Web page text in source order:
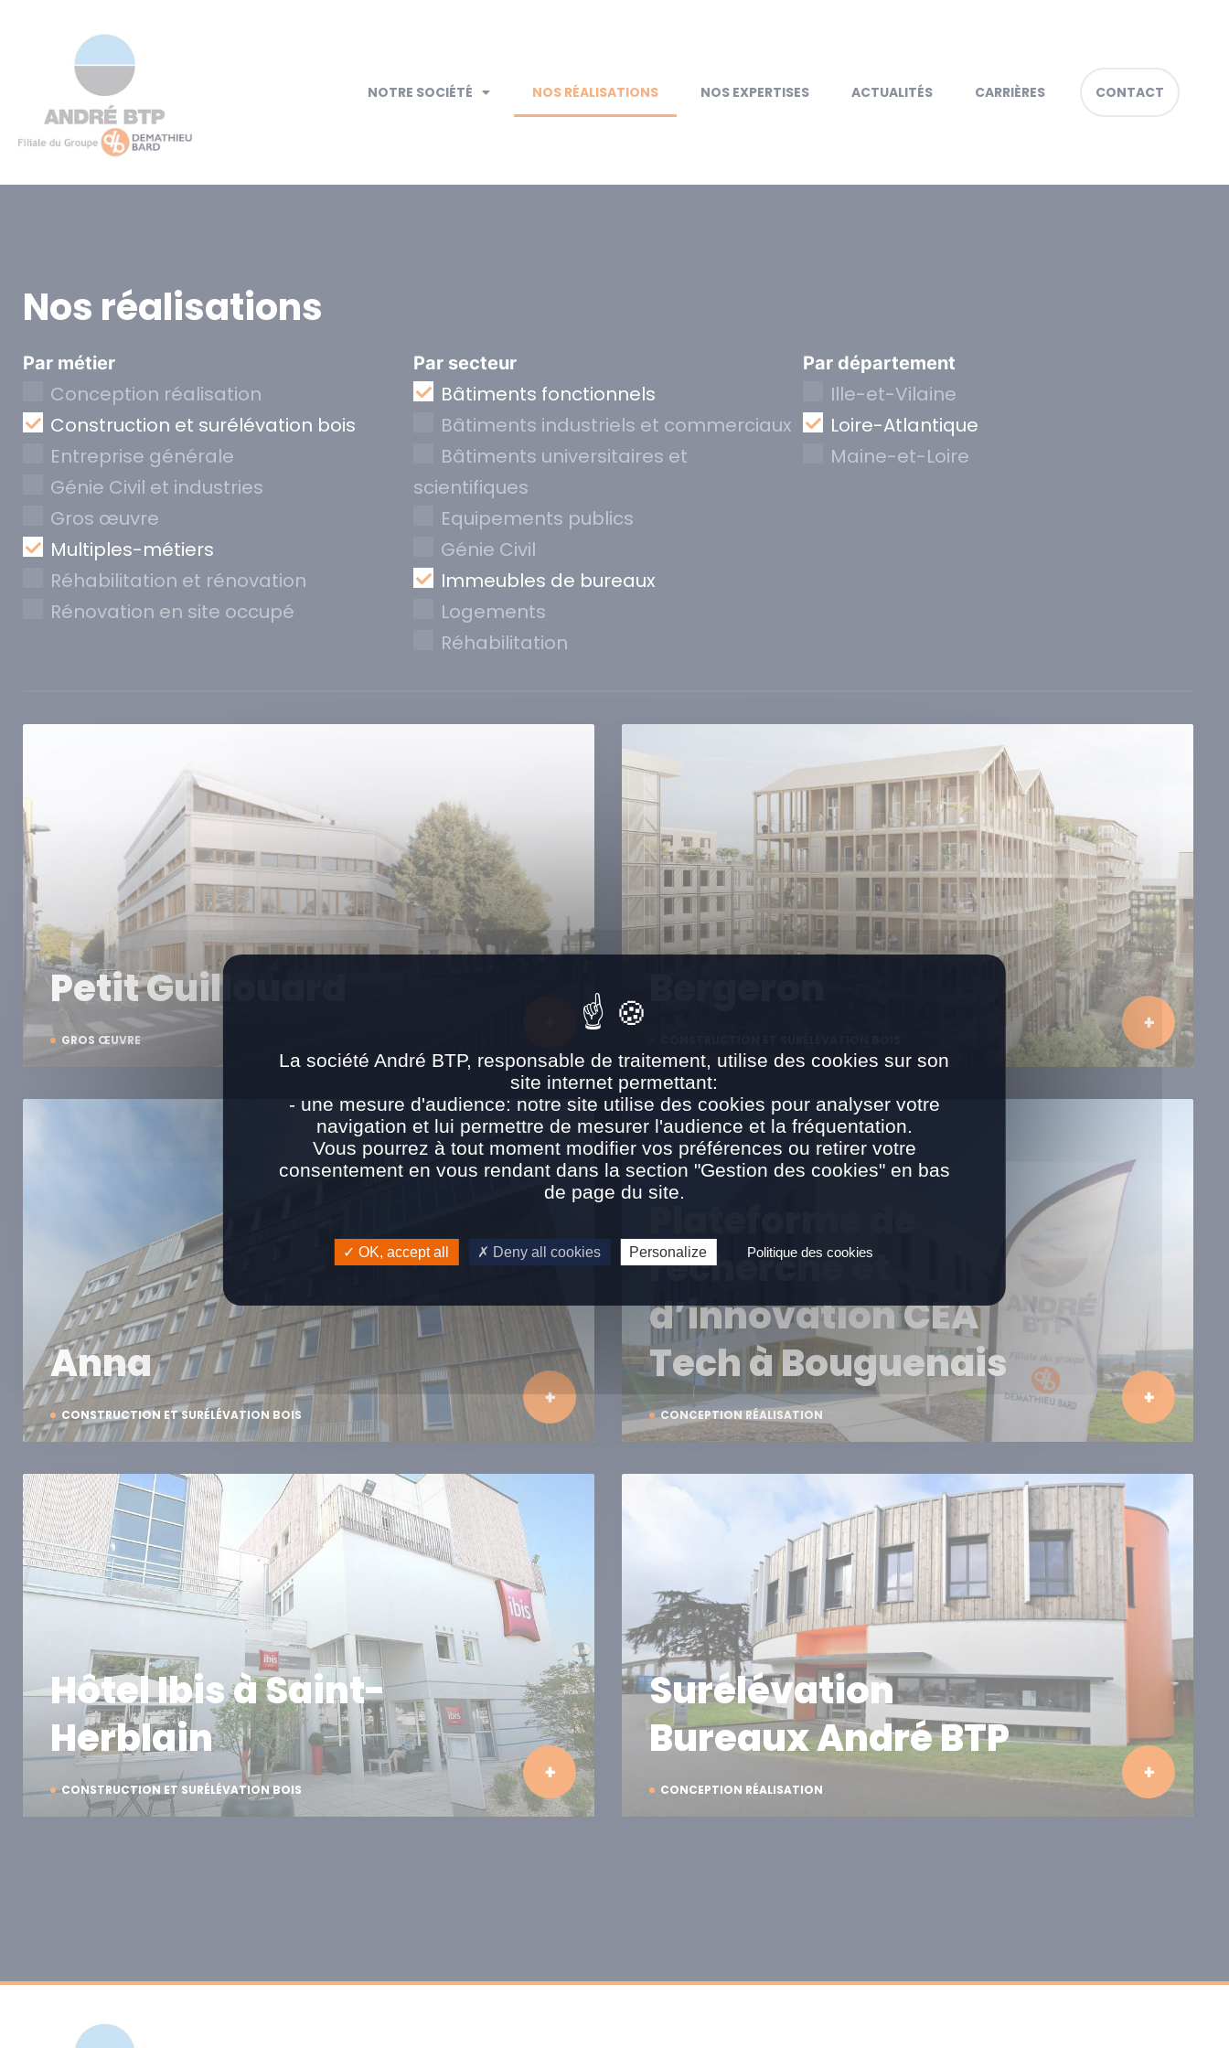
NOTRE SOCIÉTÉ NOS RÉALISATIONS NOS EXPERTISES ACTUALITÉS CARRIÈRES CONTACT
Nos réalisations
Par métier
Conception réalisation
Construction et surélévation bois
Entreprise générale
Génie Civil et industries
Gros œuvre
Multiples-métiers
Réhabilitation et rénovation
Rénovation en site occupé
Par secteur
Bâtiments fonctionnels
Bâtiments industriels et commerciaux
Bâtiments universitaires et
scientifiques
Equipements publics
Génie Civil
Immeubles de bureaux
Logements
Réhabilitation
Par département
Ille-et-Vilaine
Loire-Atlantique
Maine-et-Loire
GROS ŒUVRE
Petit Guillouard
CONSTRUCTION ET SURÉLÉVATION BOIS
Anna
CONCEPTION RÉALISATION
recherche et
d’innovation CEA
Tech à Bouguenais
CONSTRUCTION ET SURÉLÉVATION BOIS
Hôtel Ibis à Saint-
Herblain
CONCEPTION RÉALISATION
Surélévation
Bureaux André BTP
La société André BTP, responsable de traitement, utilise des cookies sur son
site internet permettant:
- une mesure d'audience: notre site utilise des cookies pour analyser votre
navigation et lui permettre de mesurer l'audience et la fréquentation.
Vous pourrez à tout moment modifier vos préférences ou retirer votre
consentement en vous rendant dans la section "Gestion des cookies" en bas
de page du site.
OK, accept all Deny all cookies Personalize Politique des cookies